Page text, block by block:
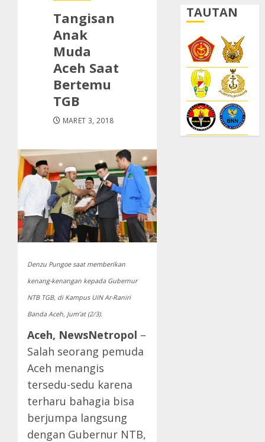
Tangisan
Anak
Muda
Aceh Saat
Bertemu
TGB
MARET 3, 2018
Denzu Pungoe saat memberikan
kenang-kenangan kepada Gubernur
NTB TGB, di Kampus UIN Ar-Raniri
Banda Aceh, Jum’at (2/3).
Aceh, NewsNetropol –
Salah seorang pemuda
Aceh menangis
tersedu-sedu karena
terharu bahagia bisa
berjumpa langsung
dengan Gubernur NTB,
TAUTAN